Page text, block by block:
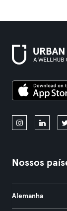
Nossos
Alemanha